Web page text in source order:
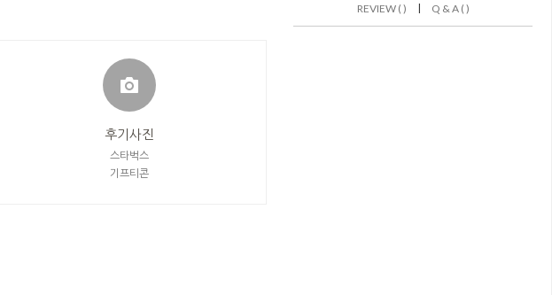
후기사진
스타벅스
기프티콘
REVIEW ( ) | Q & A ( )